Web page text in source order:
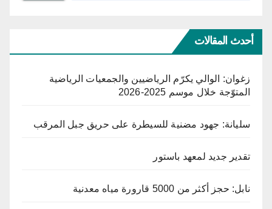
أحدث المقالات
زغوان: الوالي يكرّم الرياضيين والجمعيات الرياضية
المتوّجة خلال موسم 2025-2026
سليانة: جهود مضنية للسيطرة على حريق جبل المرقب
تقدير جديد لمعهد باستور
نابل: حجز أكثر من 5000 قارورة مياه معدنية